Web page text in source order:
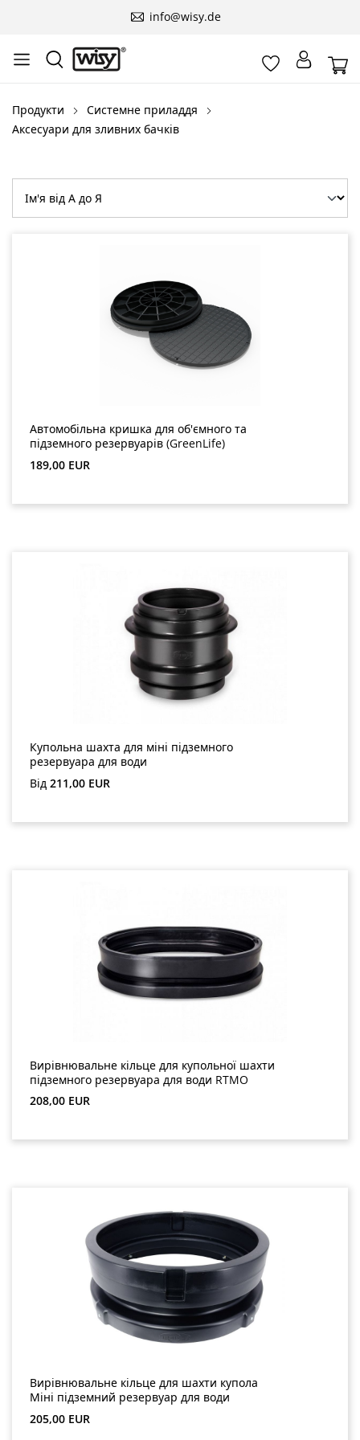
info@wisy.de
Продукти
Системне приладдя
Аксесуари для зливних бачків
Автомобільна кришка для об'ємного та
підземного резервуарів (GreenLife)
Звичайна ціна:
189,00 EUR
Купольна шахта для міні підземного
резервуара для води
Звичайна ціна:
Від 211,00 EUR
Вирівнювальне кільце для купольної шахти
підземного резервуара для води RTMO
Звичайна ціна:
208,00 EUR
Вирівнювальне кільце для шахти купола
Міні підземний резервуар для води
Звичайна ціна:
205,00 EUR